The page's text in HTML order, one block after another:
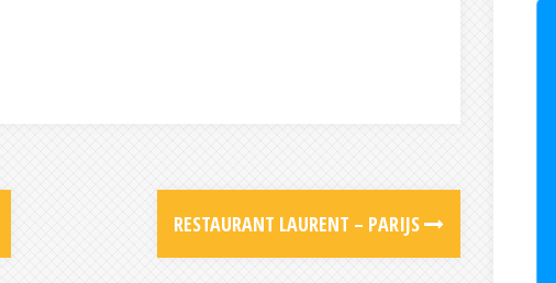
RESTAURANT LAURENT – PARIJS